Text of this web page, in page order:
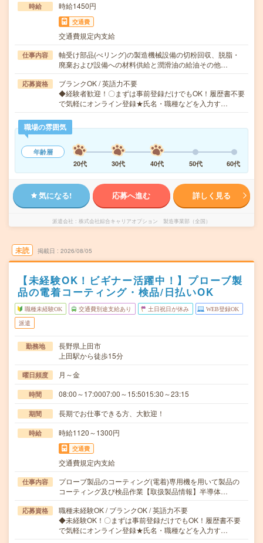
時給 時給1450円
交通費
交通費規定内支給
仕事内容
軸受け部品(べリング)の製造機械設備の切粉回収、脱脂・
廃棄および設備への材料供給と潤滑油の給油その他…
応募資格
ブランクOK / 英語力不要
◆経験者歓迎！〇まずは事前登録だけでもOK！履歴書不要
で気軽にオンライン登録★氏名・職種などを入力す…
職場の雰囲気
年齢層
20代
30代 40代 50代 60代
気になる! 応募へ進む 詳しく見る
派遣会社 株式会社綜合キャリアオプション 製造事業部（全国）
未読 掲載日 2026/08/05
【未経験OK！ビギナー活躍中！】プローブ製
品の電着コーティング・検品/日払いOK
職種未経験OK 交通費別途支給あり 土日祝日が休み WEB登録OK
派遣
勤務地
長野県上田市
上田駅から徒歩15分
曜日頻度 月～金
時間 08:00～17:0007:00～15:5015:30～23:15
期間 長期でお仕事できる方、大歓迎！
時給 時給1120～1300円
交通費
交通費規定内支給
仕事内容
プローブ製品のコーティング(電着)専用機を用いて製品の
コーティング及び検品作業【取扱製品情報】半導体…
応募資格
職種未経験OK / ブランクOK / 英語力不要
◆未経験OK！〇まずは事前登録だけでもOK！履歴書不要
で気軽にオンライン登録★氏名・職種などを入力す…